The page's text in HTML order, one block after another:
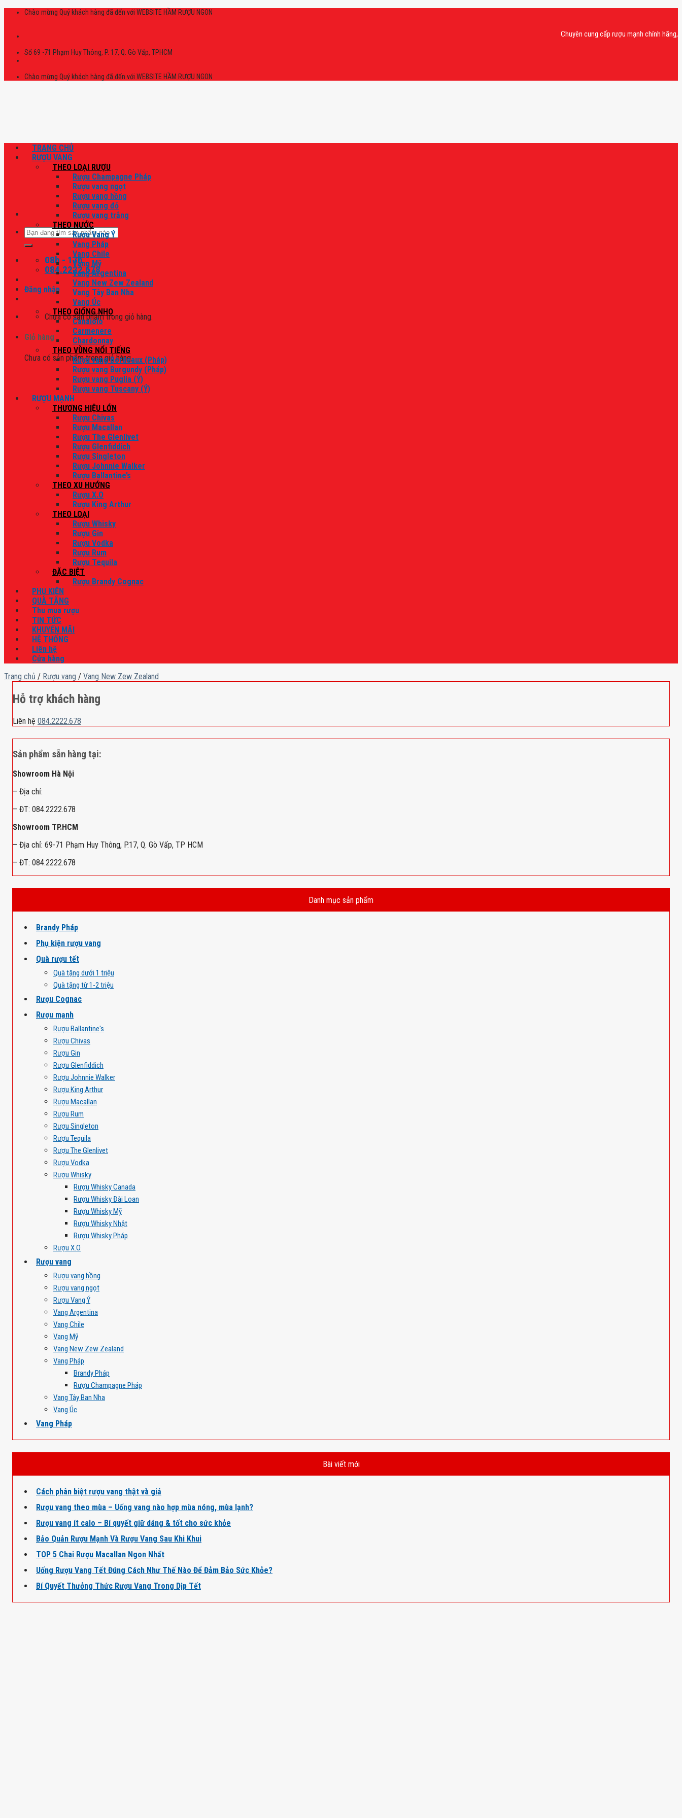
Skip
Chào mừng Quý khách hàng đã đến với WEBSITE HẦM RƯỢU NGON
Chuyên cung cấp rượu mạnh chính hãng, rượu
Số 69 -71 Phạm Huy Thông, P. 17, Q. Gò Vấp, TPHCM
Chào mừng Quý khách hàng đã đến với WEBSITE HẦM RƯỢU NGON
Tìm
kiếm:
08h - 17h
084.2222.678
Đăng nhập
Chưa có sản phẩm trong giỏ hàng.
Giỏ hàng
Chưa có sản phẩm trong giỏ hàng.
TRANG CHỦ
RƯỢU VANG
THEO LOẠI RƯỢU
Rượu Champagne Pháp
Rượu vang ngọt
Rượu vang hồng
Rượu vang đỏ
Rượu vang trắng
THEO NƯỚC
Rượu Vang Ý
Vang Pháp
Vang Chile
Vang Mỹ
Vang Argentina
Vang New Zew Zealand
Vang Tây Ban Nha
Vang Úc
THEO GIỐNG NHO
Canaiolo
Carmenere
Chardonnay
THEO VÙNG NỔI TIẾNG
Rượu vang Bordeaux (Pháp)
Rượu vang Burgundy (Pháp)
Rượu vang Puglia (Ý)
Rượu vang Tuscany (Ý)
RƯỢU MẠNH
THƯƠNG HIỆU LỚN
Rượu Chivas
Rượu Macallan
Rượu The Glenlivet
Rượu Glenfiddich
Rượu Singleton
Rượu Johnnie Walker
Rượu Ballantine’s
THEO XU HƯỚNG
Rượu X.O
Rượu King Arthur
THEO LOẠI
Rượu Whisky
Rượu Gin
Rượu Vodka
Rượu Rum
Rượu Tequila
ĐẶC BIỆT
Rượu Brandy Cognac
PHỤ KIỆN
QUÀ TẶNG
Thu mua rượu
TIN TỨC
KHUYẾN MÃI
HỆ THỐNG
Liên hệ
Cửa hàng
Trang chủ / Rượu vang / Vang New Zew Zealand
Hỗ trợ khách hàng
Liên hệ 084.2222.678
Sản phẩm sẵn hàng tại:
Showroom Hà Nội
– Địa chỉ:
– ĐT: 084.2222.678
Showroom TP.HCM
– Địa chỉ: 69-71 Phạm Huy Thông, P.17, Q. Gò Vấp, TP HCM
– ĐT: 084.2222.678
Danh mục sản phẩm
Brandy Pháp
Phụ kiện rượu vang
Quà rượu tết
Quà tặng dưới 1 triệu
Quà tặng từ 1-2 triệu
Rượu Cognac
Rượu mạnh
Rượu Ballantine's
Rượu Chivas
Rượu Gin
Rượu Glenfiddich
Rượu Johnnie Walker
Rượu King Arthur
Rượu Macallan
Rượu Rum
Rượu Singleton
Rượu Tequila
Rượu The Glenlivet
Rượu Vodka
Rượu Whisky
Rượu Whisky Canada
Rượu Whisky Đài Loan
Rượu Whisky Mỹ
Rượu Whisky Nhật
Rượu Whisky Pháp
Rượu X.O
Rượu vang
Rượu vang hồng
Rượu vang ngọt
Rượu Vang Ý
Vang Argentina
Vang Chile
Vang Mỹ
Vang New Zew Zealand
Vang Pháp
Brandy Pháp
Rượu Champagne Pháp
Vang Tây Ban Nha
Vang Úc
Vang Pháp
Bài viết mới
Cách phân biệt rượu vang thật và giả
Rượu vang theo mùa – Uống vang nào hợp mùa nóng, mùa lạnh?
Rượu vang ít calo – Bí quyết giữ dáng & tốt cho sức khỏe
Bảo Quản Rượu Mạnh Và Rượu Vang Sau Khi Khui
TOP 5 Chai Rượu Macallan Ngon Nhất
Uống Rượu Vang Tết Đúng Cách Như Thế Nào Để Đảm Bảo Sức Khỏe?
Bí Quyết Thưởng Thức Rượu Vang Trong Dịp Tết